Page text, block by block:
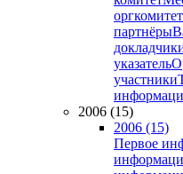
оргкомитет
партнёры
указатель
участники
2006 (15)
2006 (15)
Первое